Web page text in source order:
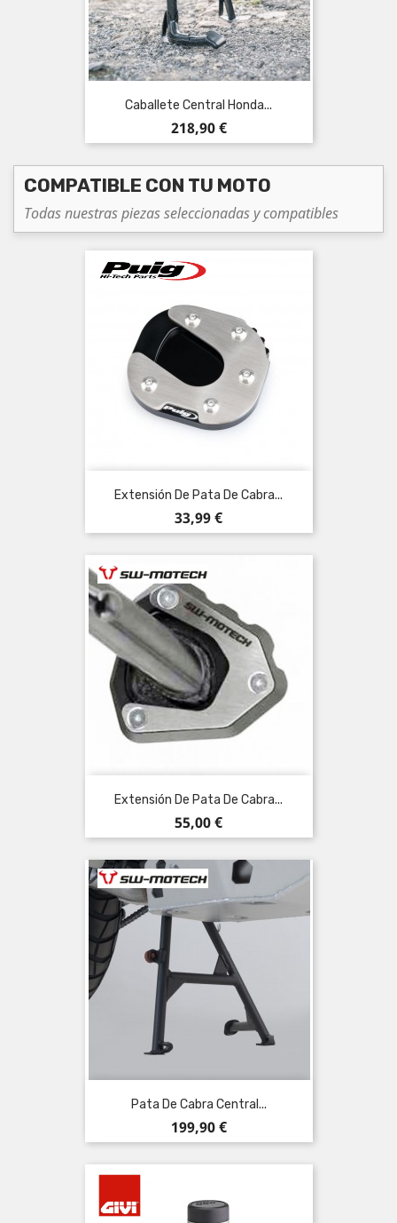
Caballete Central Honda...
Precio
218,90 €
COMPATIBLE CON TU MOTO
Todas nuestras piezas seleccionadas y compatibles
Extensión De Pata De Cabra...
Precio
33,99 €
Extensión De Pata De Cabra...
Precio
55,00 €
Pata De Cabra Central...
Precio
199,90 €